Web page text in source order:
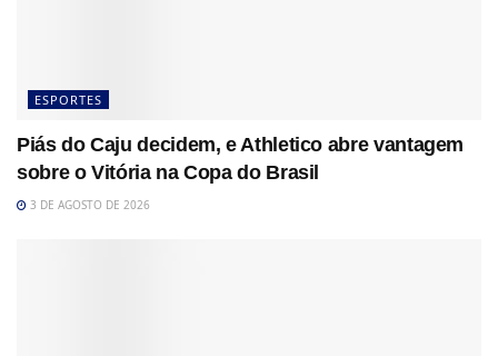
ESPORTES
Piás do Caju decidem, e Athletico abre vantagem
sobre o Vitória na Copa do Brasil
3 DE AGOSTO DE 2026